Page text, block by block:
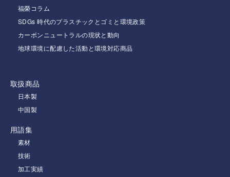
福榮コラム
SDGs 時代のプラスチックとゴミと環境政策
カーボンニュートラルの現状と動向
地球環境に配慮した活動と環境対応商品
取扱商品
日本製
中国製
用語集
素材
技術
加工実績